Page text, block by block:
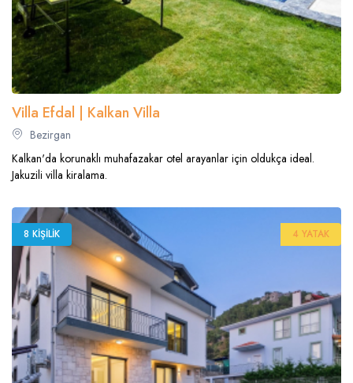
Villa Efdal | Kalkan Villa
Bezirgan
Kalkan'da korunaklı muhafazakar otel arayanlar için oldukça ideal.
Jakuzili villa kiralama.
8 KIŞILIK 4 YATAK